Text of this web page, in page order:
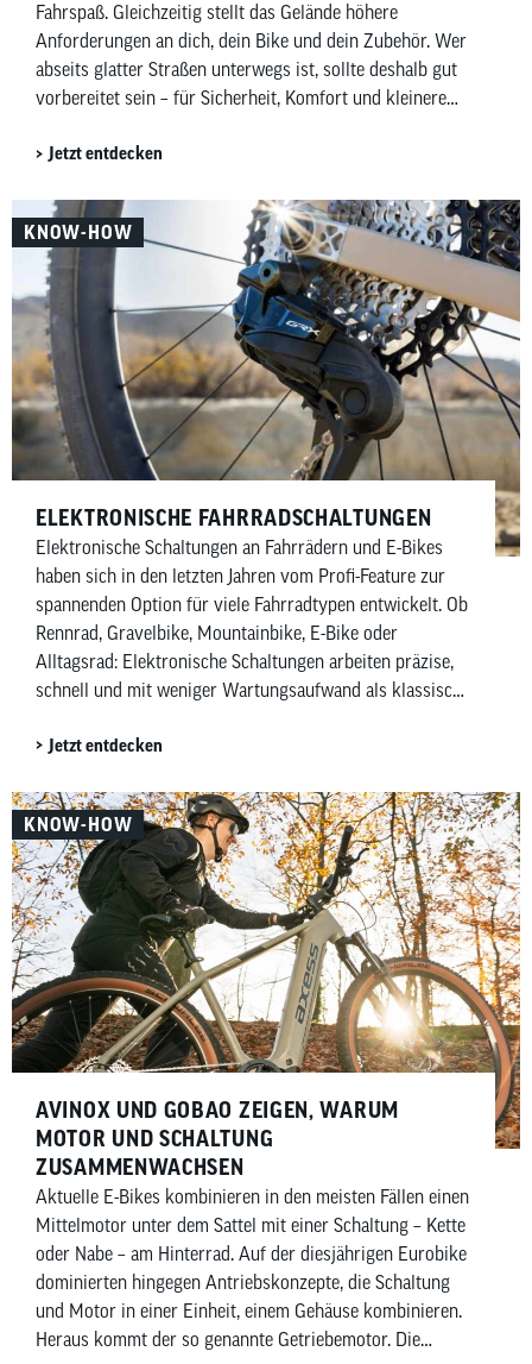
Fahrspaß. Gleichzeitig stellt das Gelände höhere
Anforderungen an dich, dein Bike und dein Zubehör. Wer
abseits glatter Straßen unterwegs ist, sollte deshalb gut
vorbereitet sein – für Sicherheit, Komfort und kleinere
welches Mountainbike-Zubehör wirklich sinnvoll ist –
Bike sowie Wartung und Pflege.
Jetzt entdecken
KNOW-HOW
ELEKTRONISCHE FAHRRADSCHALTUNGEN
Elektronische Schaltungen an Fahrrädern und E-Bikes
haben sich in den letzten Jahren vom Profi-Feature zur
spannenden Option für viele Fahrradtypen entwickelt. Ob
Rennrad, Gravelbike, Mountainbike, E-Bike oder
Alltagsrad: Elektronische Schaltungen arbeiten präzise,
schnell und mit weniger Wartungsaufwand als klassische
(Digital Integrated Intelligence) und SRAM mit AXS
unterschiedlichen Ansätzen. Während Shimano
elektronische Ketten- und Nabenschaltungen anbietet,
konzentriert sich SRAM vor allem auf kabellose
elektronische Kettenschaltungen. In diesem Artikel
zeigen wir dir, welche elektronischen Schaltungen es von
Shimano und SRAM gibt, wofür und für wen sie sich
eignen und worin sich die beiden Hersteller
unterscheiden.
Jetzt entdecken
KNOW-HOW
AVINOX UND GOBAO ZEIGEN, WARUM
MOTOR UND SCHALTUNG
ZUSAMMENWACHSEN
Aktuelle E-Bikes kombinieren in den meisten Fällen einen
Mittelmotor unter dem Sattel mit einer Schaltung – Kette
oder Nabe – am Hinterrad. Auf der diesjährigen Eurobike
dominierten hingegen Antriebskonzepte, die Schaltung
und Motor in einer Einheit, einem Gehäuse kombinieren.
Heraus kommt der so genannte Getriebemotor. Die